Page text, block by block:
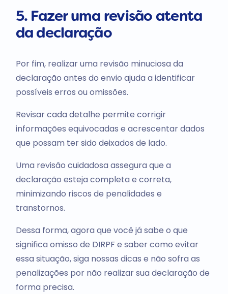
5. Fazer uma revisão atenta
da declaração
Por fim, realizar uma revisão minuciosa da
declaração antes do envio ajuda a identificar
possíveis erros ou omissões.
Revisar cada detalhe permite corrigir
informações equivocadas e acrescentar dados
que possam ter sido deixados de lado.
Uma revisão cuidadosa assegura que a
declaração esteja completa e correta,
minimizando riscos de penalidades e
transtornos.
Dessa forma, agora que você já sabe o que
significa omisso de DIRPF e saber como evitar
essa situação, siga nossas dicas e não sofra as
penalizações por não realizar sua declaração de
forma precisa.